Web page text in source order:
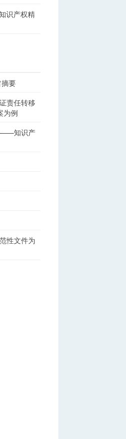
识产权精
要
责任转移
为例
——知识产
性文件为